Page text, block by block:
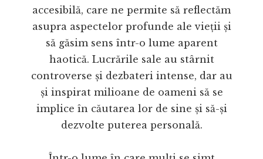
accesibilă, care ne permite să reflectăm
asupra aspectelor profunde ale vieții și
să găsim sens într-o lume aparent
haotică. Lucrările sale au stârnit
controverse și dezbateri intense, dar au
și inspirat milioane de oameni să se
implice în căutarea lor de sine și să-și
dezvolte puterea personală.